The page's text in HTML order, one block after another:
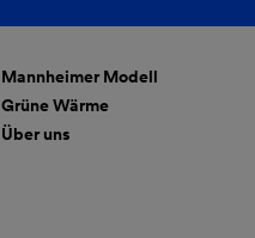
Mannheimer Modell
Grüne Wärme
Über uns